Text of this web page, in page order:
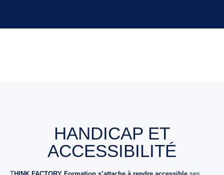
HANDICAP ET
ACCESSIBILITÉ